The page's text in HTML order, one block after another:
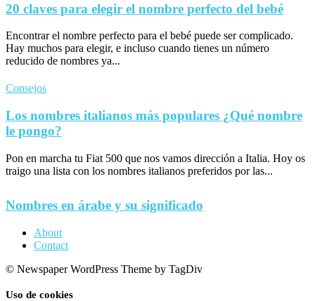
20 claves para elegir el nombre perfecto del bebé
Encontrar el nombre perfecto para el bebé puede ser complicado.
Hay muchos para elegir, e incluso cuando tienes un número
reducido de nombres ya...
Consejos
Los nombres italianos más populares ¿Qué nombre
le pongo?
Pon en marcha tu Fiat 500 que nos vamos dirección a Italia. Hoy os
traigo una lista con los nombres italianos preferidos por las...
Nombres en árabe y su significado
About
Contact
© Newspaper WordPress Theme by TagDiv
Uso de cookies